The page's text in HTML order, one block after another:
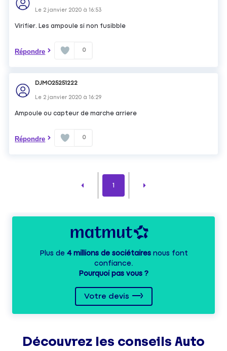
Le 2 janvier 2020 à16:53
Virifier. Les ampoule si non fusibble
Répondre 0
DJMO25251222
Le 2 janvier 2020 à16:29
Ampoule ou capteur de marche arriere
Répondre 0
1
Plus de 4 millions de sociétairesnous font
confiance.
Pourquoi pas vous ?
Votre devis
Découvrez les conseils Auto